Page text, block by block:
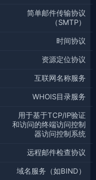
简单邮件传输协议
（SMTP）
时间协议
资源定位协议
互联网名称服务
WHOIS目录服务
用于基于TCP/IP验证
和访问的终端访问控制
器访问控制系统
远程邮件检查协议
域名服务（如BIND）